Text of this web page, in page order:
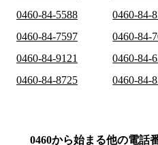
0460-84-5588
0460-84-
0460-84-7597
0460-84-
0460-84-9121
0460-84-
0460-84-8725
0460-84-
0460から始まる他の電話